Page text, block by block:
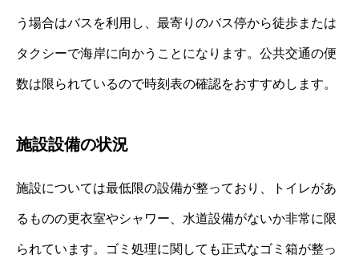
う場合はバスを利用し、最寄りのバス停から徒歩または
タクシーで海岸に向かうことになります。公共交通の便
数は限られているので時刻表の確認をおすすめします。
施設設備の状況
施設については最低限の設備が整っており、トイレがあ
るものの更衣室やシャワー、水道設備がないか非常に限
られています。ゴミ処理に関しても正式なゴミ箱が整っ